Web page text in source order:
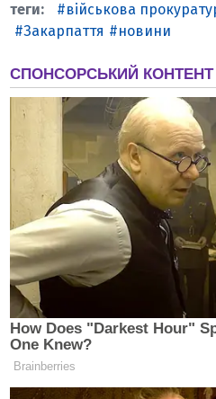
військова
Закарпаття
новини